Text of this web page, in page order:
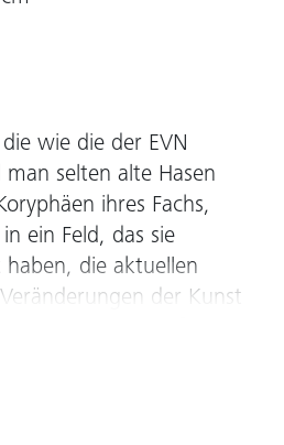
wie die der EVN
selten alte Hasen
ihres Fachs,
ein Feld, das sie
die aktuellen
der Kunst
lassen, sind außer
auf, die sich der